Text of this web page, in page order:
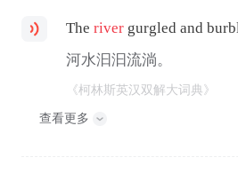
Theriver gurgled and
河水汩汩流淌。
《柯林斯英汉双解大词典》
查看更多